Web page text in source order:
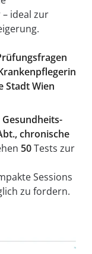
ideal zur
Stadt Wien
chronische
50Tests zur
Sessions
zu fordern.